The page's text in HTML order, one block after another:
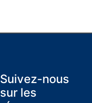
Suivez-nous
sur les